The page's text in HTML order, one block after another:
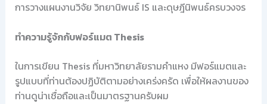
การวางแผนงานวิจัย วิทยานิพนธ์ IS และดุษฎีนิพนธ์ครบวงจร
ทำความรู้จักกับฟอร์แมต Thesis
ในการเขียน Thesis ที่มหาวิทยาลัยรามคำแหง มีฟอร์แมตและ
รูปแบบที่ท่านต้องปฏิบัติตามอย่างเคร่งครัด เพื่อให้ผลงานของ
ท่านดูน่าเชื่อถือและเป็นมาตรฐานครับผม